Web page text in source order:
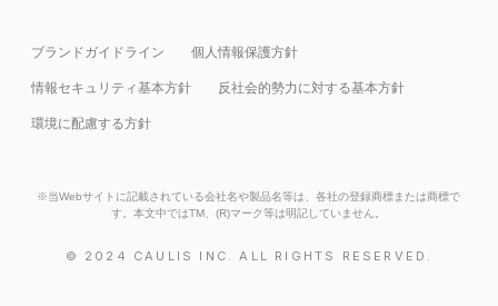
ブランドガイドライン 個人情報保護方針
情報セキュリティ基本⽅針 反社会的勢力に対する基本方針
環境に配慮する方針
※当Webサイトに記載されている会社名や製品名等は、各社の登録商標または商標で
す。本文中ではTM、(R)マーク等は明記していません。
© 2024 CAULIS INC. ALL RIGHTS RESERVED.